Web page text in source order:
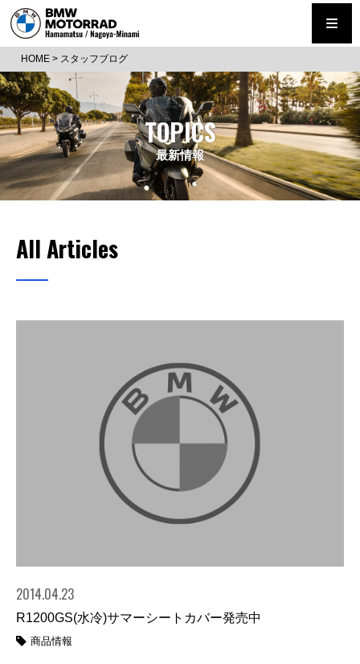
HOME > スタッフブログ
TOPICS
最新情報
All Articles
2014.04.23
R1200GS(水冷)サマーシートカバー発売中
商品情報